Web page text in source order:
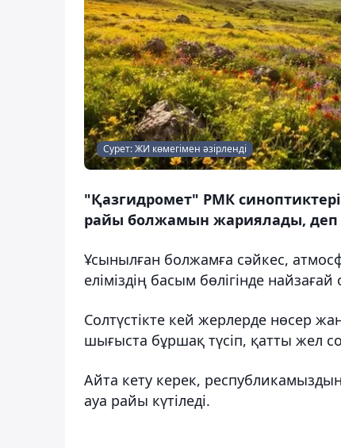
Сурет: ЖИ көмегімен әзірленді
"Қазгидромет" РМК
райы болжамын жариялады, деп
Ұсынылған болжамға сәйкес,
еліміздің басым бөлігінде
Солтүстікте кей жерлерде нөсер
шығыста бұршақ түсіп, қатты жел
Айта кету керек,
ауа райы күтіледі.